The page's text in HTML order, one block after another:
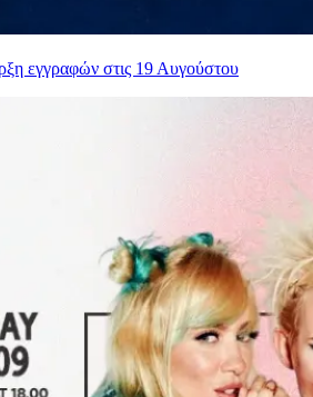
εγγραφών στις 19 Αυγούστου